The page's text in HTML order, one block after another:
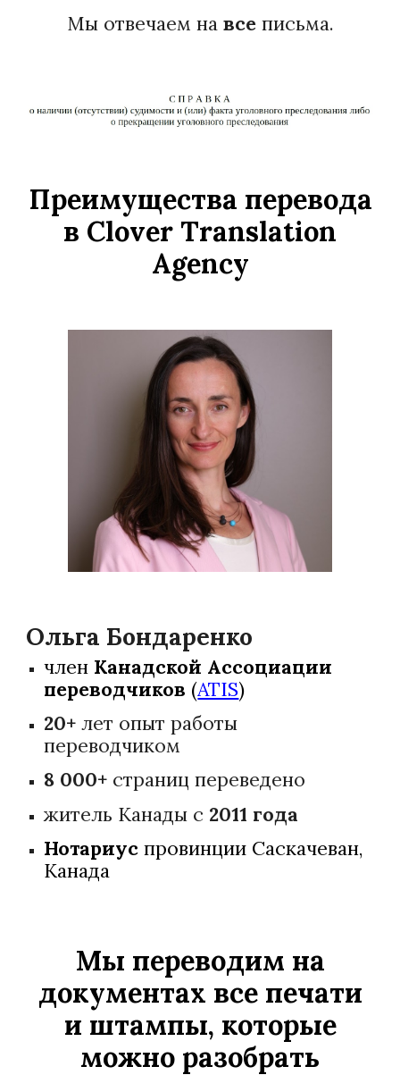
Мы отвечаем на все письма.
Преимущества перевода
в Clover Translation
Agency
Ольга Бондаренко
член Канадской Ассоциации
переводчиков (ATIS)
20+ лет опыт работы
переводчиком
8 000+ страниц переведено
житель Канады с 2011 года
Нотариуспровинции Саскачеван,
Канада
Мы переводим на
документах все печати
и штампы, которые
можно разобрать